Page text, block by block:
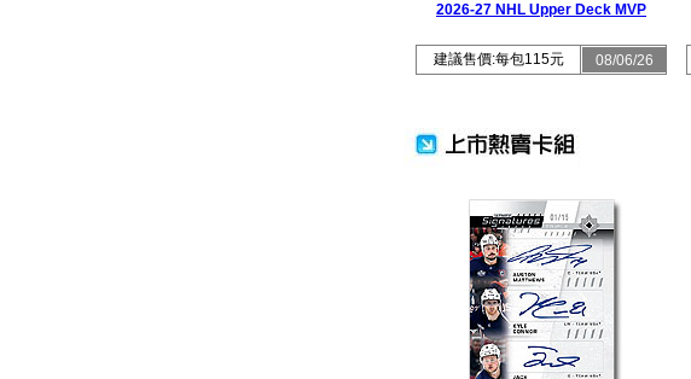
2026-27 NHL Upper Deck MVP
建議售價:每包115元 08/06/26